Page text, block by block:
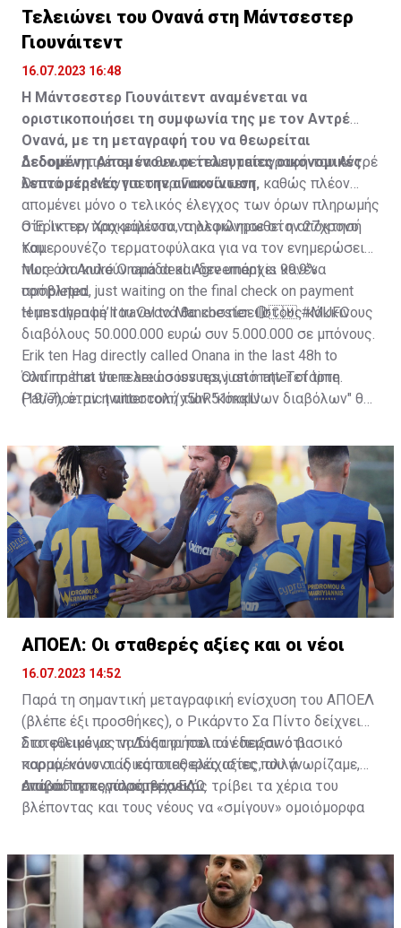
Τελειώνει του Ονανά στη Μάντσεστερ
Γιουνάιτεντ
16.07.2023 16:48
Η Μάντσεστερ Γιουνάιτεντ αναμένεται να
οριστικοποιήσει τη συμφωνία της με τον Αντρέ
Ονανά, με τη μεταγραφή του να θεωρείται
δεδομένη. Απομένουν οι τελευταίες οικονομικές
λεπτομέρειες για την ανακοίνωση.
Δεδομένη πρέπει να θεωρείται η μεταγραφή του Αντρέ
Ονανά στη Μάντσεστερ Γιουνάιτεντ, καθώς πλέον
απομένει μόνο ο τελικός έλεγχος των όρων πληρωμής
στη Ίντερ, προκειμένου να ολοκληρωθεί η απόκτησή
του.
Ο Έρικ τεν Χαχ μάλιστα, τηλεφώνησε στον 27χρονο
Καμερουνέζο τερματοφύλακα για να τον ενημερώσει
πως όλα κυλούν ομάδα και δεν υπάρχει κανένα
πρόβλημα.
More on André Onana deal. Agreement is 99.9%
completed, just waiting on the final check on payment
terms then he’ll travel to Manchester. 🔴🇨🇲#MUFC
Erik ten Hag directly called Onana in the last 48h to
confirm that there are no issues, just matter of time.
Patience.pic.twitter.com/y5hR51mqlU
Η μεταγραφή του Ονανά θα κοστίσει στους κόκκινους
διαβόλους 50.000.000 ευρώ συν 5.000.000 σε μπόνους.
Όλα πρέπει να τελειώσουν πριν από την Τετάρτη
(19/7), όταν η αποστολή των "κόκκινων διαβόλων" θα
ΑΠΟΕΛ: Οι σταθερές αξίες και οι νέοι
16.07.2023 14:52
Παρά τη σημαντική μεταγραφική ενίσχυση του ΑΠΟΕΛ
(βλέπε έξι προσθήκες), ο Ρικάρντο Σα Πίντο δείχνει
διατεθειμένος να διατηρήσει τον περσινό βασικό
κορμό, κάνοντας κάποιες ελάχιστες, αλλά
απαραίτητες παρεμβάσεις.
Στο φιλικό με τη Δόξα οι παλιοί έδειξαν ότι
παραμένουν οι ίδιες σταθερές αξίες που γνωρίζαμε,
ενώ ο Πορτογάλος τεχνικός τρίβει τα χέρια του
βλέποντας και τους νέους να «σμίγουν» ομοιόμορφα
Διαβάστε περισσότεραΕΔΩ.